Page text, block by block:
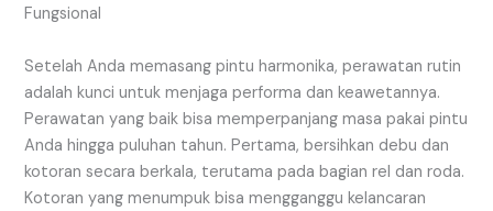
Fungsional
Setelah Anda memasang pintu harmonika, perawatan rutin
adalah kunci untuk menjaga performa dan keawetannya.
Perawatan yang baik bisa memperpanjang masa pakai pintu
Anda hingga puluhan tahun. Pertama, bersihkan debu dan
kotoran secara berkala, terutama pada bagian rel dan roda.
Kotoran yang menumpuk bisa mengganggu kelancaran